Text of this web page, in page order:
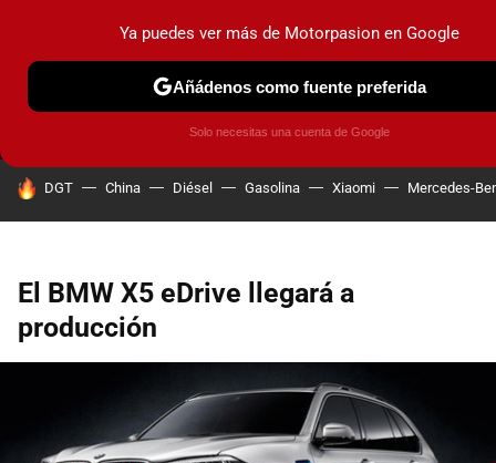
MENÚ NUEVO
COCHES ELÉCTRICOS OBSERVATORIO
HOY SE HABLA DE
DGT China Diésel Gasolina Xiaomi Mercedes-
El BMW X5 eDrive llegará a
producción
Ya puedes ver más de Motorpasion en Google
Añádenos como fuente preferida
Solo necesitas una cuenta de Google